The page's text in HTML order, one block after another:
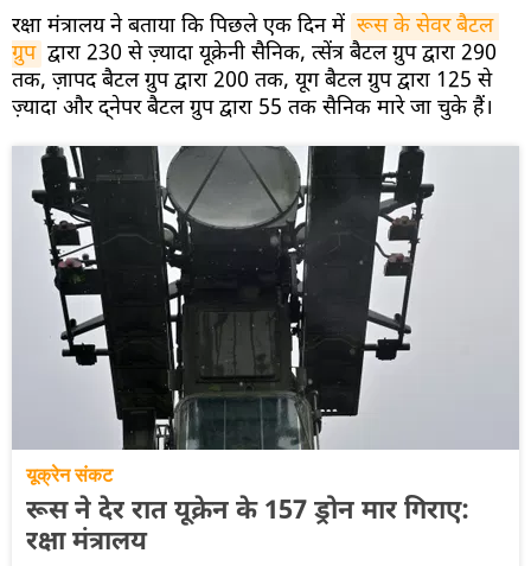
रक्षा मंत्रालय ने बताया कि पिछले एक दिन में रूस के सेवर बैटल
ग्रुप द्वारा 230 से ज़्यादा यूक्रेनी सैनिक, त्सेंत्र बैटल ग्रुप द्वारा 290
तक, ज़ापद बैटल ग्रुप द्वारा 200 तक, यूग बैटल ग्रुप द्वारा 125 से
ज़्यादा और द्नेपर बैटल ग्रुप द्वारा 55 तक सैनिक मारे जा चुके हैं।
यूक्रेन संकट
रूस ने देर रात यूक्रेन के 157 ड्रोन मार गिराए:
रक्षा मंत्रालय